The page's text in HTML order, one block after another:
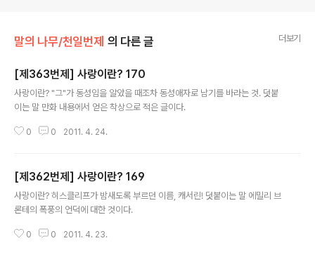
말의 나무/천일번제 의 다른 글 더보기
[제363번제] 사랑이란? 170
사랑이란? "그"가 동성임을 알았을 때조차 동성애자로 남기를 바라는 것. 덧붙
이는 말 만화 내용에서 얻은 착상으로 적은 글이다.
0 0 2011. 4. 24.
[제362번제] 사랑이란? 169
사랑이란? 히스클리프가 밤새도록 부르던 이름, 캐서린! 덧붙이는 말 에밀리 브
론테의 폭풍의 언덕에 대한 것이다.
0 0 2011. 4. 23.